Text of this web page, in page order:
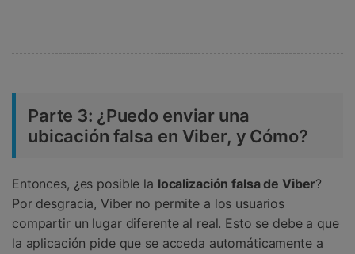
Parte 3: ¿Puedo enviar una
ubicación falsa en Viber, y Cómo?
Entonces, ¿es posible la localización falsa de Viber?
Por desgracia, Viber no permite a los usuarios
compartir un lugar diferente al real. Esto se debe a que
la aplicación pide que se acceda automáticamente a